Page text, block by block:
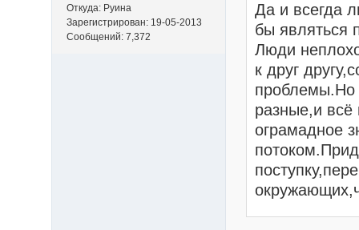
Откуда: Руина
Зарегистрирован: 19-05-2013
Сообщений: 7,372
Да и всегда
бы являться
Люди
к друг
проблемы.Но
разные,и всё
ограмадное